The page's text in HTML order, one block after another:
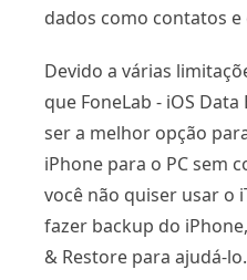
dados como contatos e
Devido a várias
que FoneLab - iOS
ser a melhor opção
iPhone para o PC sem
você não quiser usar o
fazer backup do
& Restore para ajudá-lo.